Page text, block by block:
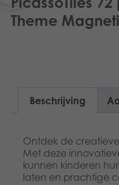
Theme
Beschrijving
Ontdek de creatieve
Met deze
kunnen kinderen
laten en prachtige